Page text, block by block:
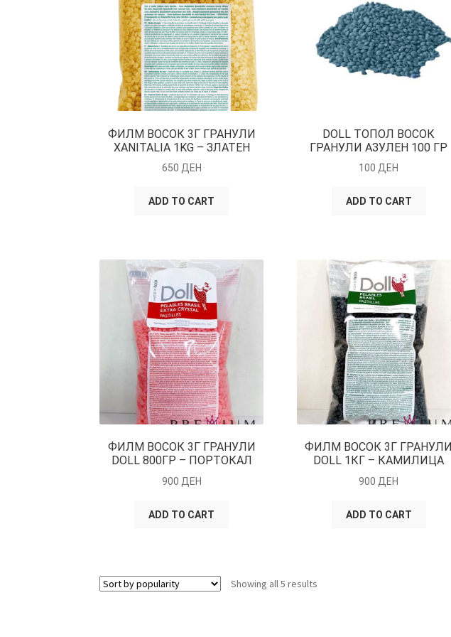
ФИЛМ ВОСОК 3Г ГРАНУЛИ
XANITALIA 1KG – ЗЛАТЕН
650 ДЕН
ADD TO CART
DOLL ТОПОЛ ВОСОК
ГРАНУЛИ АЗУЛЕН 100 ГР
100ДЕН
ADD TO CART
ФИЛМ ВОСОК 3Г ГРАНУЛИ
DOLL 800ГР – ПОРТОКАЛ
900 ДЕН
ADD TO CART
ФИЛМ ВОСОК 3Г ГРАНУЛИ
DOLL 1КГ – КАМИЛИЦА
900 ДЕН
ADD TO CART
Showing all 5 results